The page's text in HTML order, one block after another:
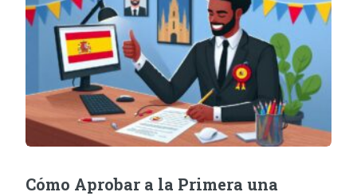
Cómo Aprobar a la Primera una